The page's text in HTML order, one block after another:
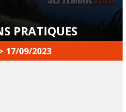
PRATIQUES
17/09/2023